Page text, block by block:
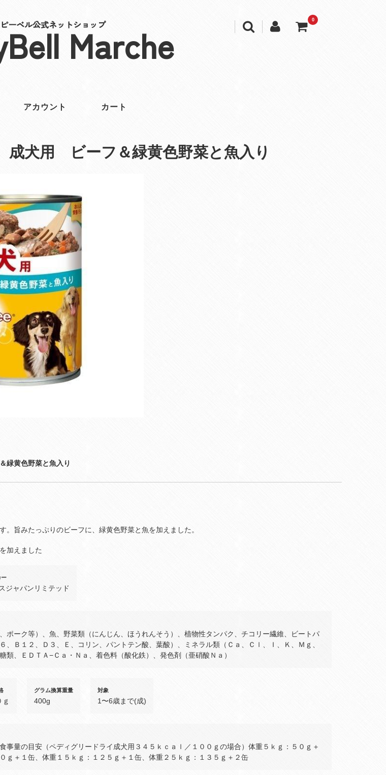
ーベル公式ネットショップMarche
0
アカウント カート
犬用 ビーフ＆緑黄色野菜と魚入り
黄色野菜と魚入り
。旨みたっぷりのビーフに、緑黄色野菜と魚を加えました。
加えました
ー
ジャパンリミテッド
ポーク等）、魚、野菜類（にんじん、ほうれんそう）、植物性タンパク、チコリー繊維、ビートパ
、Ｂ１２、Ｄ３、Ｅ、コリン、パントテン酸、葉酸）、ミネラル類（Ｃａ、Ｃｌ、Ｉ、Ｋ、Ｍｇ、
類、ＥＤＴＡ−Ｃａ・Ｎａ、着色料（酸化鉄）、発色剤（亜硝酸Ｎａ）
ｇ
グラム換算重量
400g
対象
1〜6歳まで(成)
事量の目安（ペディグリードライ成犬用３４５ｋｃａｌ／１００ｇの場合）体重５ｋｇ：５０ｇ＋
ｇ＋１缶、体重１５ｋｇ：１２５ｇ＋１缶、体重２５ｋｇ：１３５ｇ＋２缶